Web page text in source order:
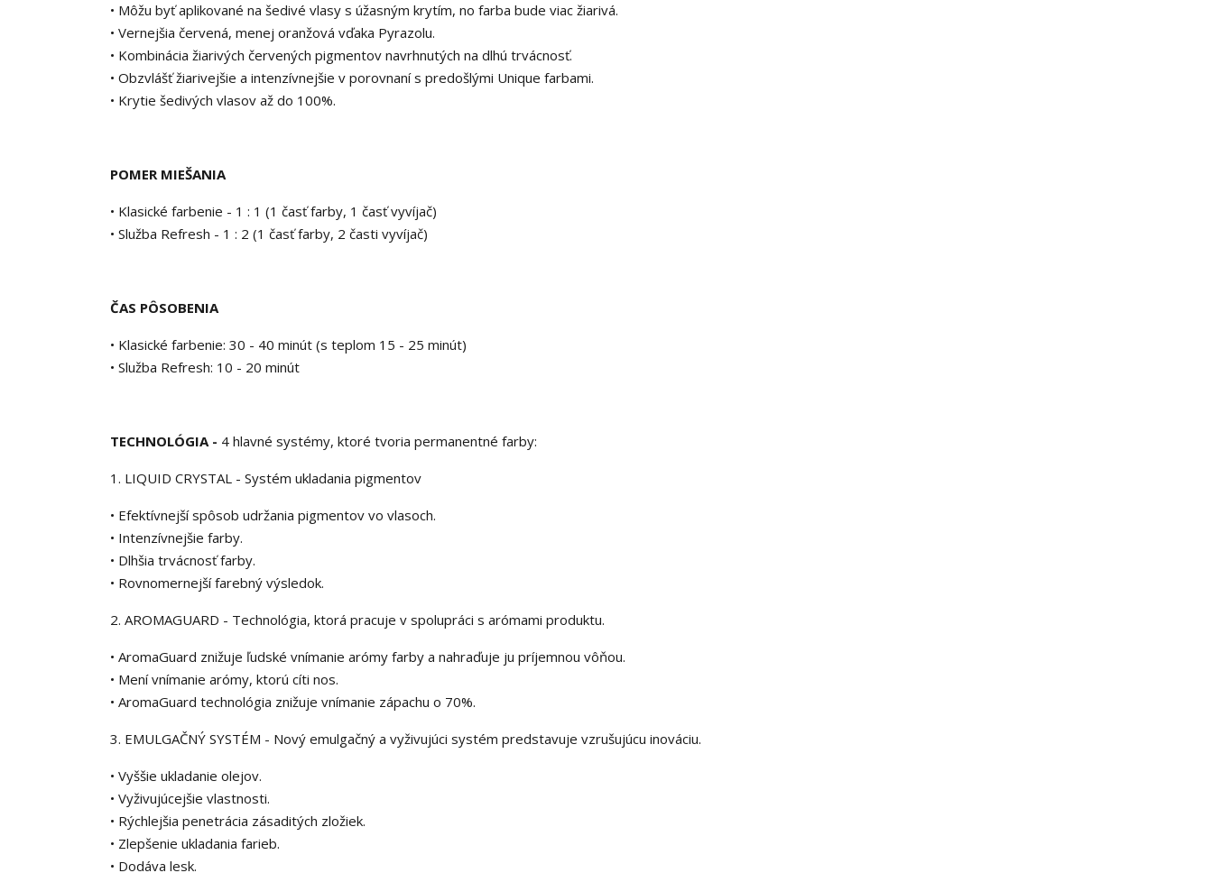
• Môžu byť aplikované na šedivé vlasy s úžasným krytím, no farba bude viac žiarivá.
• Vernejšia červená, menej oranžová vďaka Pyrazolu.
• Kombinácia žiarivých červených pigmentov navrhnutých na dlhú trvácnosť.
• Obzvlášť žiarivejšie a intenzívnejšie v porovnaní s predošlými Unique farbami.
• Krytie šedivých vlasov až do 100%.
POMER MIEŠANIA
• Klasické farbenie - 1 : 1 (1 časť farby, 1 časť vyvíjač)
• Služba Refresh - 1 : 2 (1 časť farby, 2 časti vyvíjač)
ČAS PÔSOBENIA
• Klasické farbenie: 30 - 40 minút (s teplom 15 - 25 minút)
• Služba Refresh: 10 - 20 minút
TECHNOLÓGIA - 4 hlavné systémy, ktoré tvoria permanentné farby:
1. LIQUID CRYSTAL - Systém ukladania pigmentov
• Efektívnejší spôsob udržania pigmentov vo vlasoch.
• Intenzívnejšie farby.
• Dlhšia trvácnosť farby.
• Rovnomernejší farebný výsledok.
2. AROMAGUARD - Technológia, ktorá pracuje v spolupráci s arómami produktu.
• AromaGuard znižuje ľudské vnímanie arómy farby a nahraďuje ju príjemnou vôňou.
• Mení vnímanie arómy, ktorú cíti nos.
• AromaGuard technológia znižuje vnímanie zápachu o 70%.
3. EMULGAČNÝ SYSTÉM - Nový emulgačný a vyživujúci systém predstavuje vzrušujúcu inováciu.
• Vyššie ukladanie olejov.
• Vyživujúcejšie vlastnosti.
• Rýchlejšia penetrácia zásaditých zložiek.
• Zlepšenie ukladania farieb.
• Dodáva lesk.